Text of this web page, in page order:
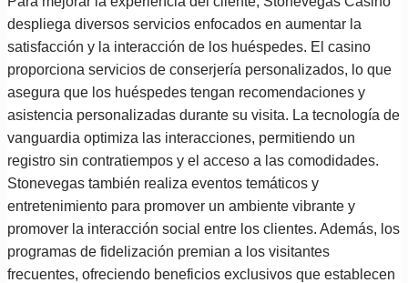
despliega diversos servicios enfocados en aumentar la
satisfacción y la interacción de los huéspedes. El casino
proporciona servicios de conserjería personalizados, lo que
asegura que los huéspedes tengan recomendaciones y
asistencia personalizadas durante su visita. La tecnología de
vanguardia optimiza las interacciones, permitiendo un
registro sin contratiempos y el acceso a las comodidades.
Stonevegas también realiza eventos temáticos y
entretenimiento para promover un ambiente vibrante y
promover la interacción social entre los clientes. Además, los
programas de fidelización premian a los visitantes
frecuentes, ofreciendo beneficios exclusivos que establecen